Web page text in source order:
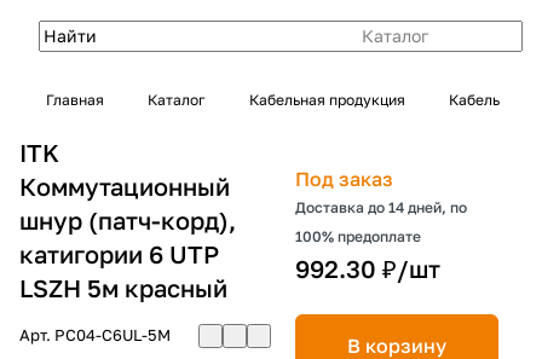
Каталог
Главная Каталог Кабельная продукция Кабель
ITK
Коммутационный
шнур (патч-корд),
катигории 6 UTP
LSZH 5м красный
Арт. PC04-C6UL-5M
Под заказ
Доставка до 14 дней, по
100% предоплате
992.30 ₽/шт
В корзину